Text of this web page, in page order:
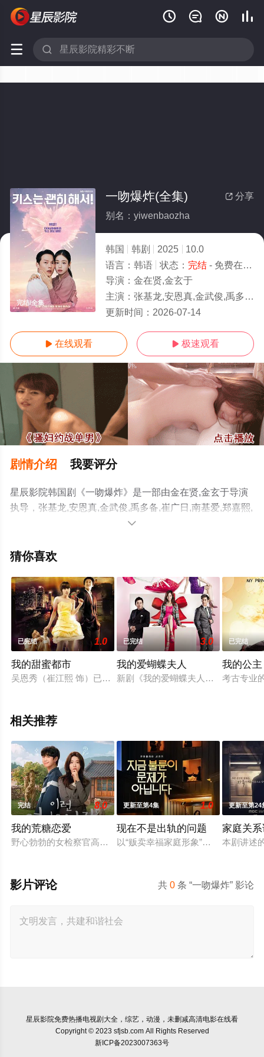
   
 
完结/全集
 分享
一吻爆炸(全集)
别名：yiwenbaozha
韩国 韩剧 2025
10.0
语言： 韩语 状态： 完结- 免费在线观看
导演： 金在贤,金玄于
主演： 张基龙,安恩真,金武俊,禹多备,崔广日,南基爱,郑嘉熙,车美京,金秀雅,崔子允,徐尚沅,徐正妍,定桓,朴智娥,郑
更新时间： 2026-07-14
 在线观看  极速观看
剧情介绍 我要评分
星辰影院韩国剧《一吻爆炸》是一部由金在贤,金玄于导演
执导，张基龙,安恩真,金武俊,禹多备,崔广日,南基爱,郑嘉熙,
车美京,金秀雅,崔子允,徐尚沅,徐正妍,定桓,朴智娥,郑秀英,
视剧，大结局剧情已揭晓（完结），手机免费观看高清无
步至豆瓣电视剧、电视猫或剧情网等平台了解。

猜你喜欢
已完结 1.0
我的甜蜜都市
吴恩秀（崔江熙 饰）已经三十一岁了，一直过着一成不变的生
已完结 3.0
我的爱蝴蝶夫人
新剧《我的爱蝴蝶夫人》讲述了知名
已完结
我的公主
考古专业
相关推荐
完结 8.0
我的荒糖恋爱
野心勃勃的女检察官高恩世（贺营 饰）意外失忆，住进拳击教
更新至第4集 1.0
现在不是出轨的问题
以“贩卖幸福家庭形象”赚钱的网红夫
更新至第24
家庭关
本剧讲述
共0 条 “一吻爆炸” 影论
影片评论
星辰影院免费热播电视剧大全，综艺，动漫，未删减高清电影在线看
Copyright © 2023 sfjsb.com All Rights Reserved
新ICP备2023007363号